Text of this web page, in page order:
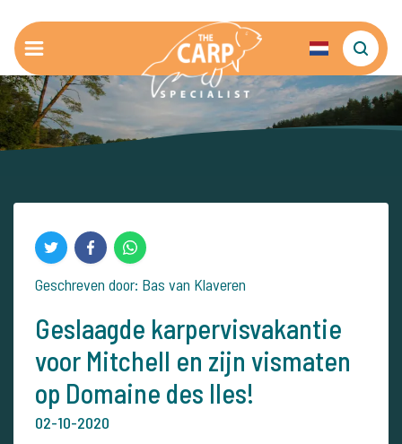
Geschreven door: Bas van Klaveren
Geslaagde karpervisvakantie
voor Mitchell en zijn vismaten
op Domaine des Iles!
02-10-2020